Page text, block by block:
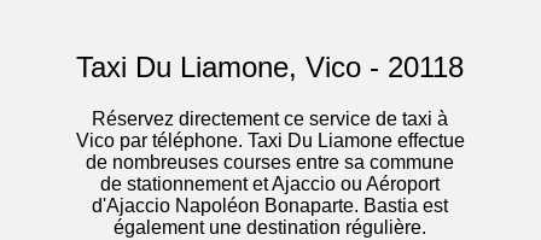
Taxi Du Liamone, Vico - 20118
Réservez directement ce service de taxi à
Vico par téléphone. Taxi Du Liamone effectue
de nombreuses courses entre sa commune
de stationnement et Ajaccio ou Aéroport
d'Ajaccio Napoléon Bonaparte. Bastia est
également une destination régulière.